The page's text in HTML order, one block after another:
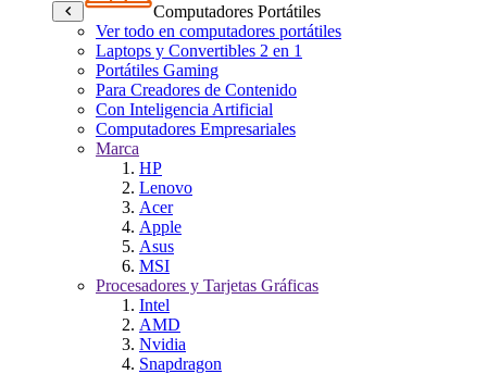
Computadores Portátiles
Ver todo en computadores portátiles
Laptops y Convertibles 2 en 1
Portátiles Gaming
Para Creadores de Contenido
Con Inteligencia Artificial
Computadores Empresariales
Marca
HP
Lenovo
Acer
Apple
Asus
MSI
Procesadores y Tarjetas Gráficas
Intel
AMD
Nvidia
Snapdragon